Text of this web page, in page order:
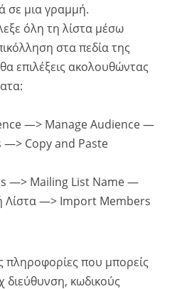
σε μια γραμμή.
όλη τη λίστα μέσω
στα πεδία της
επιλέξεις ακολουθώντας
—> Manage Audience —
Copy and Paste
—> Mailing List Name —
Λίστα —> Import Members
πληροφορίες που μπορείς
διεύθυνση, κωδικούς